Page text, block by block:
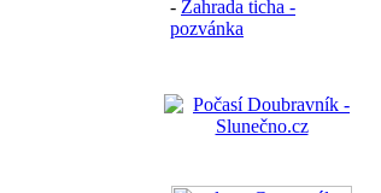
- Zahrada ticha -
pozvánka